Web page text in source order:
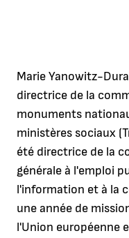
Marie Yanowitz-
directrice de la
monuments
ministères sociaux
été directrice de la
générale à l'emploi
l'information et à la
une année de
l'Union européenne